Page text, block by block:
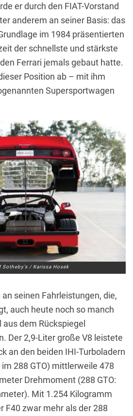
er durch den FIAT-Vorstand
anderem an seiner Basis: das
im 1984 präsentierten
der schnellste und stärkste
Ferrari jemals gebaut hatte.
Position ab – mit ihm
Supersportwagen
Sotheby’s / Karissa Hosek
seinen Fahrleistungen, die,
auch heute noch so manch
dem Rückspiegel
Der 2,9-Liter große V8 leistete
an den beiden IHI-Turboladern
288 GTO) mittlerweile 478
Drehmoment (288 GTO:
Mit 1.254 Kilogramm
F40 zwar mehr als der 288